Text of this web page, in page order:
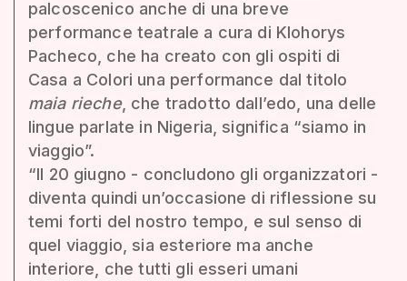
palcoscenico anche di una breve
performance teatrale a cura di Klohorys
Pacheco, che ha creato con gli ospiti di
Casa a Colori una performance dal titolo
maia rieche, che tradotto dall’edo, una delle
lingue parlate in Nigeria, significa “siamo in
viaggio”.
“Il 20 giugno - concludono gli organizzatori -
diventa quindi un’occasione di riflessione su
temi forti del nostro tempo, e sul senso di
quel viaggio, sia esteriore ma anche
interiore, che tutti gli esseri umani